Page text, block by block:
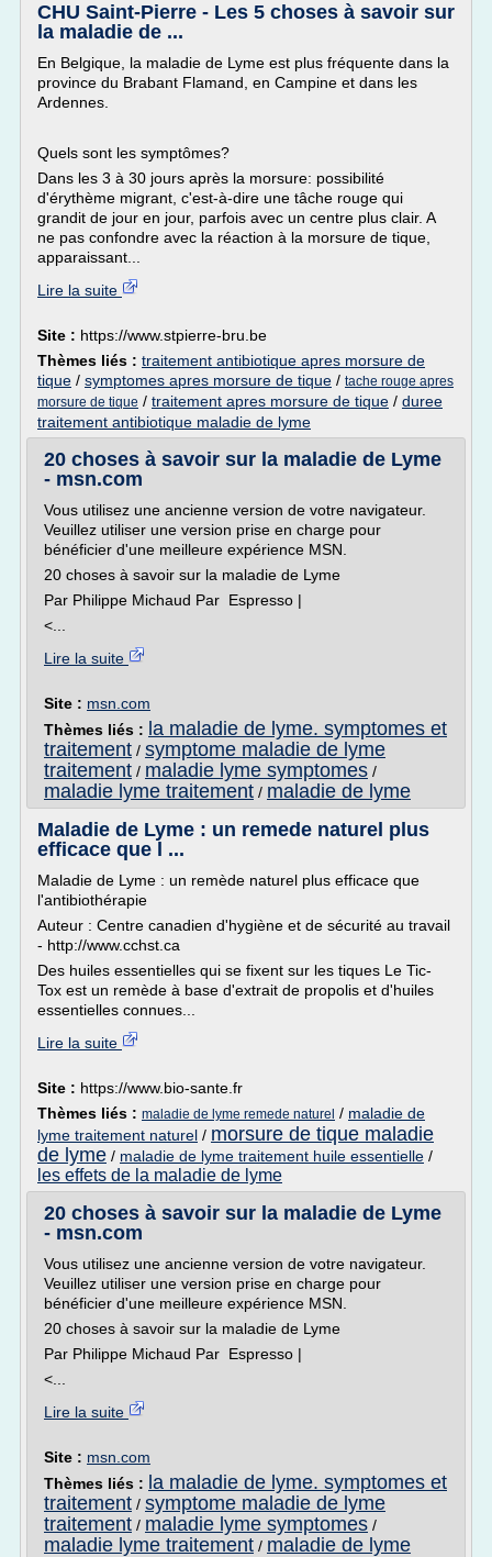
CHU Saint-Pierre - Les 5 choses à savoir sur
la maladie de ...
En Belgique, la maladie de Lyme est plus fréquente dans la
province du Brabant Flamand, en Campine et dans les
Ardennes.
Quels sont les symptômes?
Dans les 3 à 30 jours après la morsure: possibilité
d'érythème migrant, c'est-à-dire une tâche rouge qui
grandit de jour en jour, parfois avec un centre plus clair. A
ne pas confondre avec la réaction à la morsure de tique,
apparaissant...
Lire la suite
Site : https://www.stpierre-bru.be
Thèmes liés : traitement antibiotique apres morsure de
tique / symptomes apres morsure de tique / tache rouge apres
morsure de tique / traitement apres morsure de tique / duree
traitement antibiotique maladie de lyme
20 choses à savoir sur la maladie de Lyme
- msn.com
Vous utilisez une ancienne version de votre navigateur.
Veuillez utiliser une version prise en charge pour
bénéficier d'une meilleure expérience MSN.
20 choses à savoir sur la maladie de Lyme
Par Philippe Michaud Par Espresso |
<...
Lire la suite
Site : msn.com
Thèmes liés : la maladie de lyme. symptomes et
traitement / symptome maladie de lyme
traitement / maladie lyme symptomes /
maladie lyme traitement / maladie de lyme
Maladie de Lyme : un remede naturel plus
efficace que l ...
Maladie de Lyme : un remède naturel plus efficace que
l'antibiothérapie
Auteur : Centre canadien d'hygiène et de sécurité au travail
- http://www.cchst.ca
Des huiles essentielles qui se fixent sur les tiques Le Tic-
Tox est un remède à base d'extrait de propolis et d'huiles
essentielles connues...
Lire la suite
Site : https://www.bio-sante.fr
Thèmes liés : maladie de lyme remede naturel / maladie de
lyme traitement naturel / morsure de tique maladie
de lyme / maladie de lyme traitement huile essentielle /
les effets de la maladie de lyme
20 choses à savoir sur la maladie de Lyme
- msn.com
Vous utilisez une ancienne version de votre navigateur.
Veuillez utiliser une version prise en charge pour
bénéficier d'une meilleure expérience MSN.
20 choses à savoir sur la maladie de Lyme
Par Philippe Michaud Par Espresso |
<...
Lire la suite
Site : msn.com
Thèmes liés : la maladie de lyme. symptomes et
traitement / symptome maladie de lyme
traitement / maladie lyme symptomes /
maladie lyme traitement / maladie de lyme